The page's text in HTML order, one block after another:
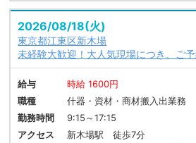
2026/08/18(火)
東京都江東区新木場
未経験大歓迎！大人気現場につき、ご予
給与
時給 1600円
職種
什器・資材・商材搬入出業務
勤務時間
9:15～17:15
アクセス
新木場駅 徒歩7分